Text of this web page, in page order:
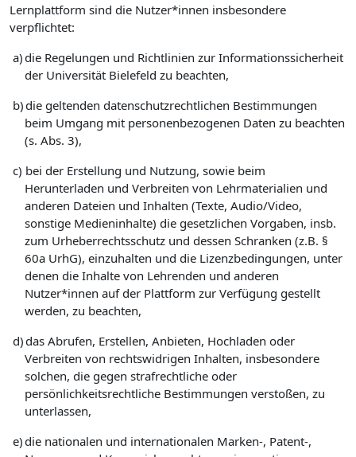
Lernplattform sind die Nutzer*innen insbesondere
verpflichtet:
a)die Regelungen und Richtlinien zur Informationssicherheit
der Universität Bielefeld zu beachten,
b)die geltenden datenschutzrechtlichen Bestimmungen
beim Umgang mit personenbezogenen Daten zu beachten
(s. Abs. 3),
c) bei der Erstellung und Nutzung, sowie beim
Herunterladen und Verbreiten von Lehrmaterialien und
anderen Dateien und Inhalten (Texte, Audio/Video,
sonstige Medieninhalte) die gesetzlichen Vorgaben, insb.
zum Urheberrechtsschutz und dessen Schranken (z.B. §
60a UrhG), einzuhalten und die Lizenzbedingungen, unter
denen die Inhalte von Lehrenden und anderen
Nutzer*innen auf der Plattform zur Verfügung gestellt
werden, zu beachten,
d)das Abrufen, Erstellen, Anbieten, Hochladen oder
Verbreiten von rechtswidrigen Inhalten, insbesondere
solchen, die gegen strafrechtliche oder
persönlichkeitsrechtliche Bestimmungen verstoßen, zu
unterlassen,
e)die nationalen und internationalen Marken-, Patent-,